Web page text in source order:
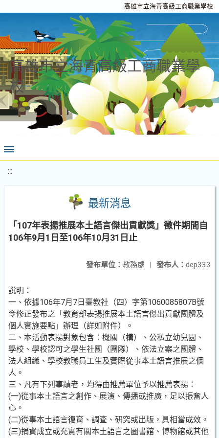
高雄市立海青高級工商職業學校
高雄市立海青高級工商職業學
校
:::
最新消息
「107年表揚推展本土語言傑出貢獻獎」徵件期間自
106年9月1日至106年10月31日止
發布人： dep333
發布單位： 教務處 |
說明：
一、依據106年7月7日臺教社（四）字第1060085807B號
令修正發布之「教育部表揚推展本土語言傑出貢獻團體及
個人實施要點」辦理（詳如附件）。
二、本活動表揚對象包含：機關（構）、公私立幼兒園、
學校、學校認可之學生社團（團隊）、依法立案之團體、
法人組織、學校教職員工生及實際從事本土語言推展之個
人。
三、凡有下列事蹟者，均得由推薦單位予以推薦表揚：
(一)從事本土語言之創作、展演、傳播或推廣，足以振奮人
心。
(二)從事本土語言復育、調查、研究或出版，具相當成效。
(三)捐資成立或充實有關本土語言之圖書館、博物館或其他